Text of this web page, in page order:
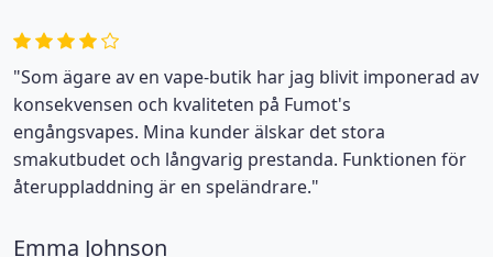
"Som ägare av en vape-butik har jag blivit imponerad av
konsekvensen och kvaliteten på Fumot's
engångsvapes. Mina kunder älskar det stora
smakutbudet och långvarig prestanda. Funktionen för
återuppladdning är en speländrare."
Emma Johnson